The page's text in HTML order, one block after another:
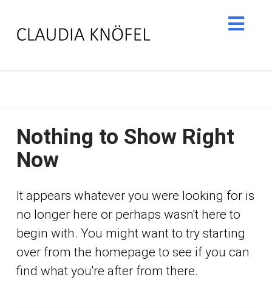
Nothing to Show Right
Now
It appears whatever you were looking for is
no longer here or perhaps wasn't here to
begin with. You might want to try starting
over from the homepage to see if you can
find what you're after from there.